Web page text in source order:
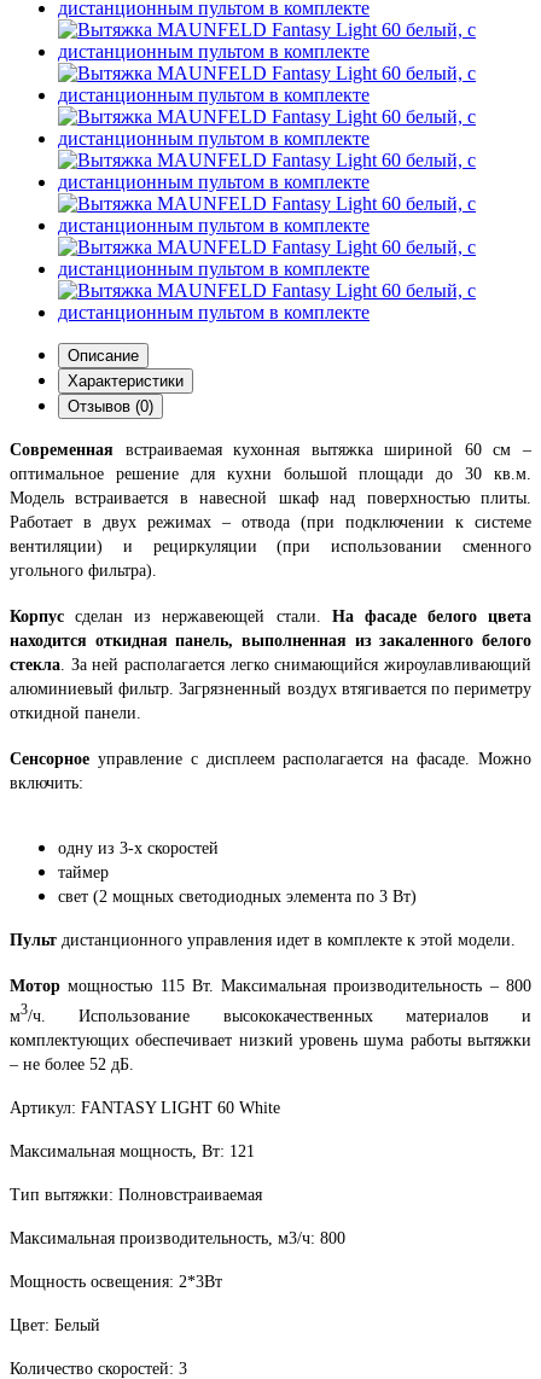
Описание
Характеристики
Отзывов (0)
Современная встраиваемая кухонная вытяжка шириной 60 см –
оптимальное решение для кухни большой площади до 30 кв.м.
Модель встраивается в навесной шкаф над поверхностью плиты.
Работает в двух режимах – отвода (при подключении к системе
вентиляции) и рециркуляции (при использовании сменного
угольного фильтра).
Корпуссделан из нержавеющей стали. На фасаде белого цвета
находится откидная панель, выполненная из закаленного белого
стекла. За ней располагается легко снимающийся жироулавливающий
алюминиевый фильтр. Загрязненный воздух втягивается по периметру
откидной панели.
Сенсорное управление с дисплеем располагается на фасаде. Можно
включить:
одну из 3-х скоростей
таймер
свет (2 мощных светодиодных элемента по 3 Вт)
Пульт дистанционного управления идет в комплекте к этой модели.
Мотормощностью 115 Вт. Максимальная производительность – 800
м3/ч. Использование высококачественных материалов и
комплектующих обеспечивает низкий уровень шума работы вытяжки
– не более 52 дБ.
Артикул: FANTASY LIGHT 60 White
Максимальная мощность, Вт: 121
Тип вытяжки: Полновстраиваемая
Максимальная производительность, м3/ч: 800
Мощность освещения: 2*3Вт
Цвет: Белый
Количество скоростей: 3